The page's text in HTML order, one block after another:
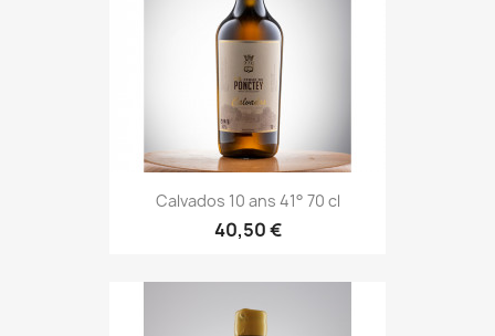
Calvados 10 ans 41° 70 cl
40,50 €